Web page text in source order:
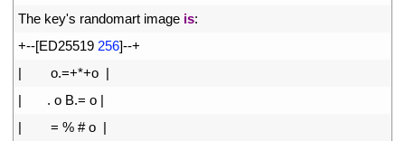
The key's randomart image is:
+--[ED25519 256]--+
|
o.=+*+o |
|
. o B.= o |
|
= % # o  |